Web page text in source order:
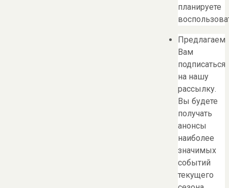
планируете
Предлагаем
Вам
подписаться
на нашу
рассылку.
Вы будете
получать
анонсы
наиболее
значимых
событий
текущего